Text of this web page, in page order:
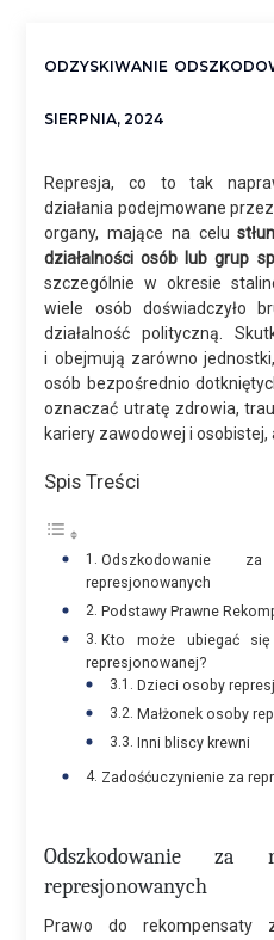
ODZYSKIWANIE
SIERPNIA, 2024
Represja, co to tak
działania podejmowane
organy, mające na celu
działalności osób lub grup
szczególnie w okresie
wiele osób doświadczyło
działalność polityczną.
i obejmują zarówno
osób bezpośrednio
oznaczać utratę zdrowia,
kariery zawodowej i osobistej,
Spis Treści
Odszkodowanie
represjonowanych
Podstawy Prawne
Kto może ubiegać
represjonowanej?
Dzieci osoby
Małżonek osoby
Inni bliscy krewni
Zadośćuczynienie za
Odszkodowanie za
represjonowanych
Prawo do rekompensaty